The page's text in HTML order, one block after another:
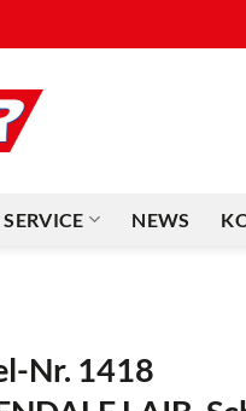
SERVICE NEWS
Nr. 1418